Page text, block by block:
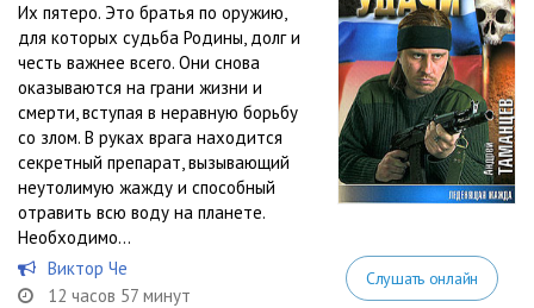
Их пятеро. Это братья по оружию,
для которых судьба Родины, долг и
честь важнее всего. Они снова
оказываются на грани жизни и
смерти, вступая в неравную борьбу
со злом. В руках врага находится
секретный препарат, вызывающий
неутолимую жажду и способный
отравить всю воду на планете.
Необходимо...
Виктор Че
12 часов 57 минут
Слушать онлайн